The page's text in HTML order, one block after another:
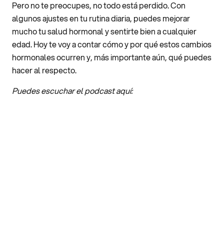
Pero no te preocupes, no todo está perdido. Con
algunos ajustes en tu rutina diaria, puedes mejorar
mucho tu salud hormonal y sentirte bien a cualquier
edad. Hoy te voy a contar cómo y por qué estos cambios
hormonales ocurren y, más importante aún, qué puedes
hacer al respecto.
Puedes escuchar el podcast aquí: